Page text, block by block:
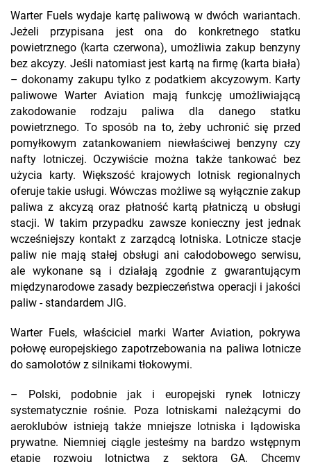
Warter Fuels wydaje kartę paliwową w dwóch wariantach.
Jeżeli przypisana jest ona do konkretnego statku
powietrznego (karta czerwona), umożliwia zakup benzyny
bez akcyzy. Jeśli natomiast jest kartą na firmę (karta biała)
– dokonamy zakupu tylko z podatkiem akcyzowym. Karty
paliwowe Warter Aviation mają funkcję umożliwiającą
zakodowanie rodzaju paliwa dla danego statku
powietrznego. To sposób na to, żeby uchronić się przed
pomyłkowym zatankowaniem niewłaściwej benzyny czy
nafty lotniczej. Oczywiście można także tankować bez
użycia karty. Większość krajowych lotnisk regionalnych
oferuje takie usługi. Wówczas możliwe są wyłącznie zakup
paliwa z akcyzą oraz płatność kartą płatniczą u obsługi
stacji. W takim przypadku zawsze konieczny jest jednak
wcześniejszy kontakt z zarządcą lotniska. Lotnicze stacje
paliw nie mają stałej obsługi ani całodobowego serwisu,
ale wykonane są i działają zgodnie z gwarantującym
międzynarodowe zasady bezpieczeństwa operacji i jakości
paliw - standardem JIG.
Warter Fuels, właściciel marki Warter Aviation, pokrywa
połowę europejskiego zapotrzebowania na paliwa lotnicze
do samolotów z silnikami tłokowymi.
– Polski, podobnie jak i europejski rynek lotniczy
systematycznie rośnie. Poza lotniskami należącymi do
aeroklubów istnieją także mniejsze lotniska i lądowiska
prywatne. Niemniej ciągle jesteśmy na bardzo wstępnym
etapie rozwoju lotnictwa z sektora GA. Chcemy